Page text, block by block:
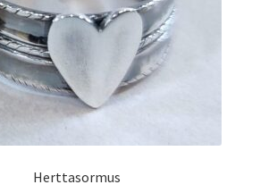
Herttasormus